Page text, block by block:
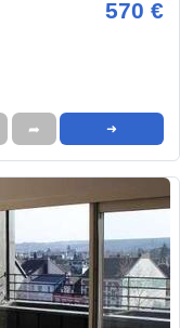
570 €
➦ ➜